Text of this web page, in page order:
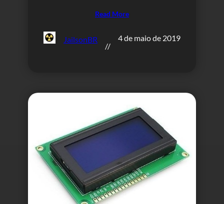
Read More
JailsonBR
//
4 de maio de 2019